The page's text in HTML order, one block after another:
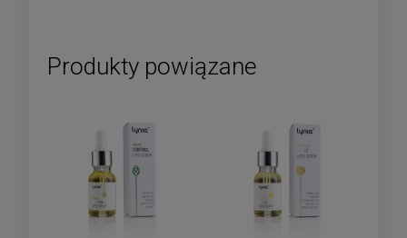
Produkty powiązane